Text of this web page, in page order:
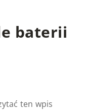
baterii
ten wpis